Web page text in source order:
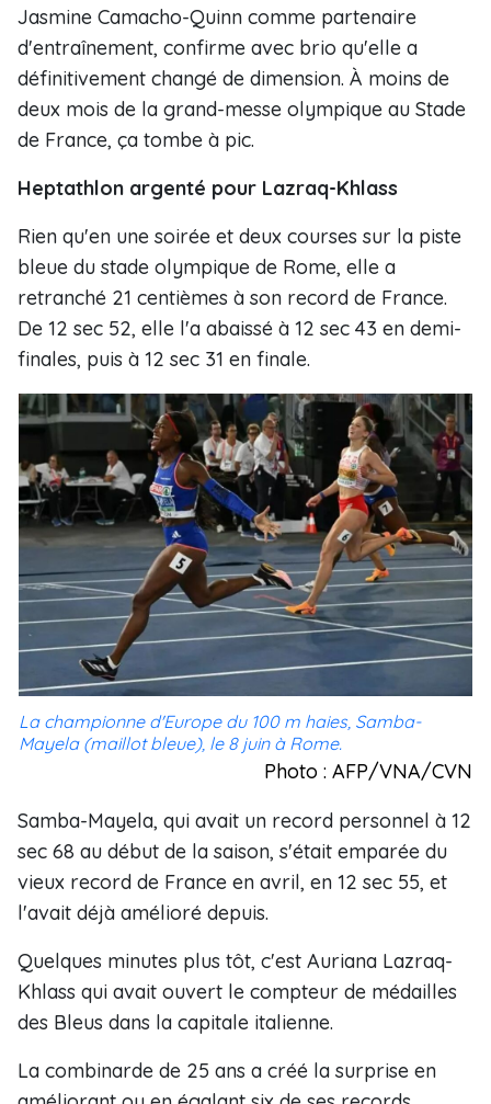
Jasmine Camacho-Quinn comme partenaire
d'entraînement, confirme avec brio qu'elle a
définitivement changé de dimension. À moins de
deux mois de la grand-messe olympique au Stade
de France, ça tombe à pic.
Heptathlon argenté pour Lazraq-Khlass
Rien qu'en une soirée et deux courses sur la piste
bleue du stade olympique de Rome, elle a
retranché 21 centièmes à son record de France.
De 12 sec 52, elle l'a abaissé à 12 sec 43 en demi-
finales, puis à 12 sec 31 en finale.
La championne d'Europe du 100 m haies, Samba-
Mayela (maillot bleue), le 8 juin à Rome.
Photo : AFP/VNA/CVN
Samba-Mayela, qui avait un record personnel à 12
sec 68 au début de la saison, s'était emparée du
vieux record de France en avril, en 12 sec 55, et
l'avait déjà amélioré depuis.
Quelques minutes plus tôt, c'est Auriana Lazraq-
Khlass qui avait ouvert le compteur de médailles
des Bleus dans la capitale italienne.
La combinarde de 25 ans a créé la surprise en